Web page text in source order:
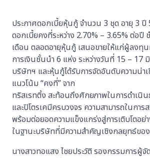
ประกาศดอกเบี้ยหุ้นกู้ จำนวน 3 ชุด อายุ 3 ปี
ดอกเบี้ยคงที่ระหว่าง 2.70% – 3.65% ต่อปี
เดือน ตลอดอายุหุ้นกู้ เสนอขายให้แก่ผู้ลงทุ
การเงินชั้นนำ 6 แห่ง ระหว่างวันที่ 15 – 17
บริษัทฯ และหุ้นกู้ได้รับการจัดอันดับความน่าเ
แนวโน้ม “คงที่” จาก
ทริสเรทติ้ง สะท้อนถึงศักยภาพในการดำเนิ
และปิโตรเคมีครบวงจร ความสามารถในการ
พร้อมต่อยอดความแข็งแกร่งสู่การเติบโตอย่
ในฐานะบริษัทที่มีความสำคัญเชิงกลยุทธ์ขอ
นางสาวทอแสง ไชยประวัติ รองกรรมการผู้